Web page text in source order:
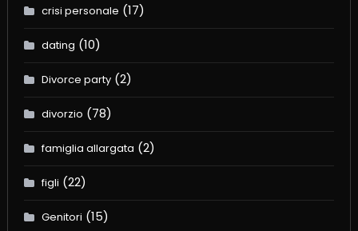
crisi personale (17)
dating (10)
Divorce party(2)
divorzio (78)
famiglia allargata (2)
figli (22)
Genitori (15)